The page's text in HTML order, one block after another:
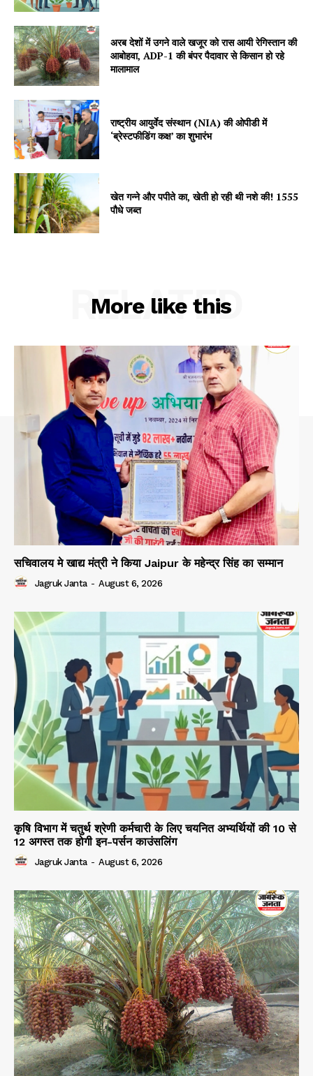
अरब देशों में उगने वाले खजूर को रास आयी रेगिस्तान की
आबोहवा, ADP-1 की बंपर पैदावार से किसान हो रहे
मालामाल
राष्ट्रीय आयुर्वेद संस्थान (NIA) की ओपीडी में
‘ब्रेस्टफीडिंग कक्ष’ का शुभारंभ
खेत गन्ने और पपीते का, खेती हो रही थी नशे की! 1555
पौधे जब्त
More like this
RELATED
सचिवालय मे खाद्य मंत्री ने किया Jaipur के महेन्द्र सिंह का सम्मान
Jagruk Janta - August 6, 2026
कृषि विभाग में चतुर्थ श्रेणी कर्मचारी के लिए चयनित अभ्यर्थियों की 10 से
12 अगस्त तक होगी इन-पर्सन काउंसलिंग
Jagruk Janta - August 6, 2026